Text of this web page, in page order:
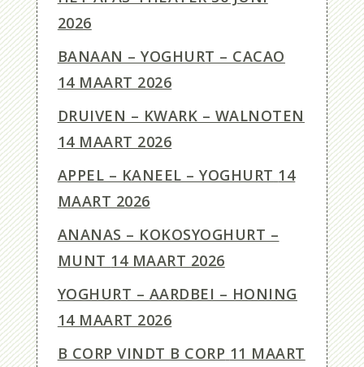
2026
BANAAN – YOGHURT – CACAO
14 MAART 2026
DRUIVEN – KWARK – WALNOTEN
14 MAART 2026
APPEL – KANEEL – YOGHURT 14
MAART 2026
ANANAS – KOKOSYOGHURT –
MUNT 14 MAART 2026
YOGHURT – AARDBEI – HONING
14 MAART 2026
B CORP VINDT B CORP 11 MAART